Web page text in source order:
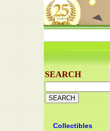
SEARCH
Collectibles